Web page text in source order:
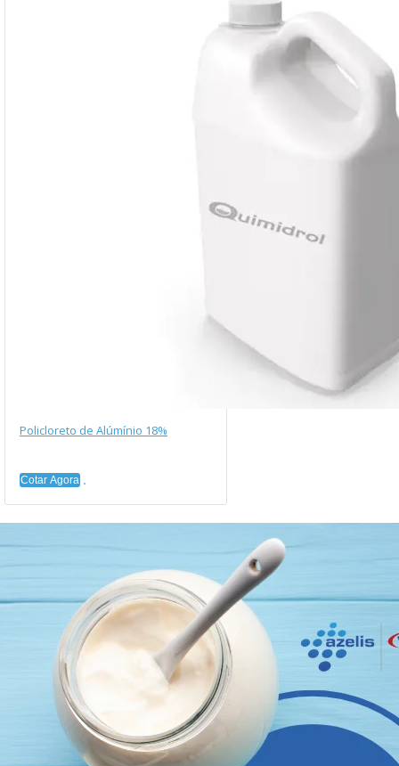
Policloreto de Alúmínio 18%
Cotar Agora